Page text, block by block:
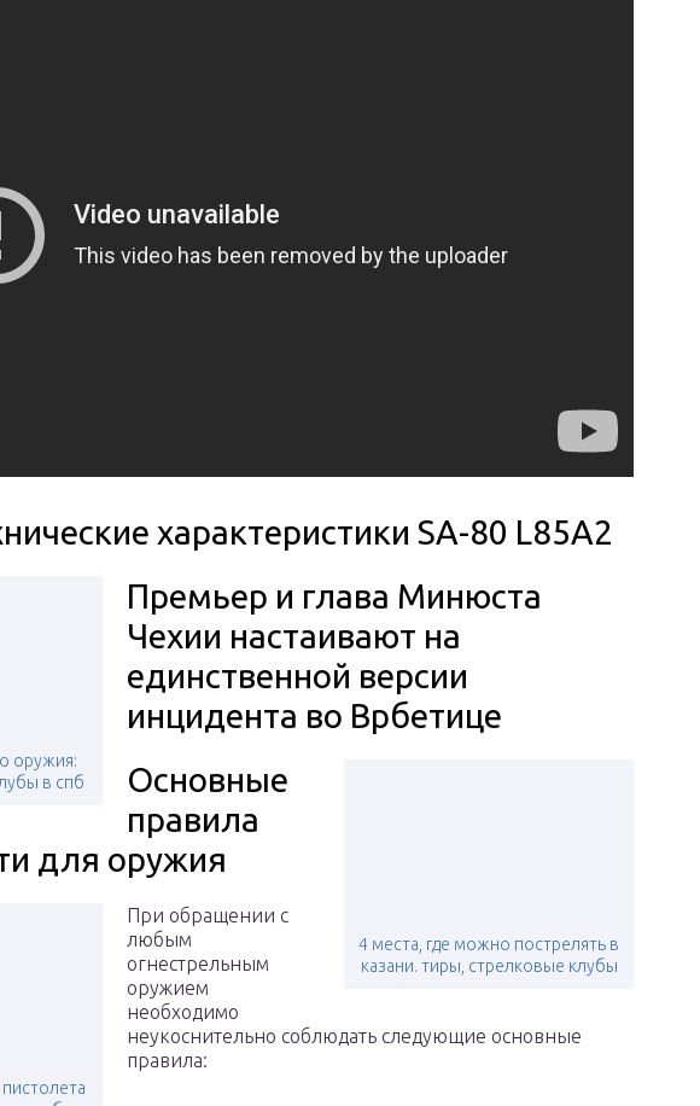
характеристики SA-80 L85А2
оружия:
в спб
Премьер и глава Минюста
Чехии настаивают на
единственной версии
инцидента во Врбетице
4 места, где можно пострелять в
казани. тиры, стрелковые клубы
Основные
правила
для оружия
При обращении с
любым
огнестрельным
оружием
необходимо
неукоснительно соблюдать следующие основные
правила: